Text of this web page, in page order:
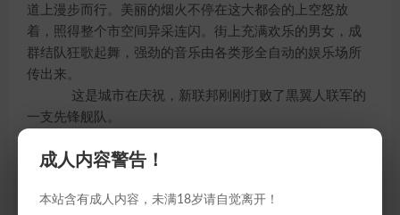
成人内容警告！
本站含有成人内容，未满18岁请自觉离开！
道上漫步而行。美丽的烟火不停在这大都会的上空怒放
着，照得整个市空间异采连闪。街上充满欢乐的男女，成
群结队狂歌起舞，强劲的音乐由各类形全自动的娱乐场所
传出来。
这是城市在庆祝，新联邦刚刚打败了黒翼人联军的
一支先锋舰队。
男女，向蔷薇笑道：“这些人都很有朝气啊！”
“啪！”